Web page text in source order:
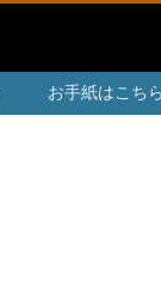
お手紙はこちら